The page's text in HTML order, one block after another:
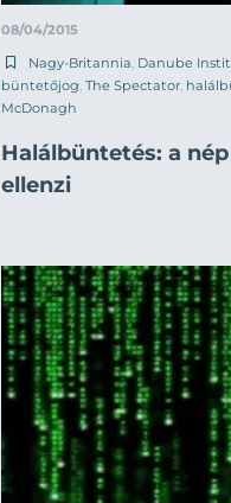
08/04/2015
Nagy-Britannia Danube
büntetőjog The Spectator
McDonagh
Halálbüntetés: a
ellenzi